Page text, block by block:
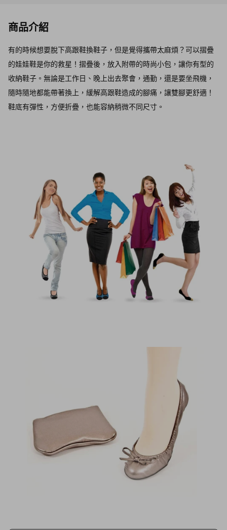
商品介紹
有的時候想要脫下高跟鞋換鞋子，但是覺得攜帶太麻煩？可以摺疊
的娃娃鞋是你的救星！摺疊後，放入附帶的時尚小包，讓你有型的
收納鞋子。無論是工作日、晚上出去聚會，通勤，還是要坐飛機，
隨時隨地都能帶著換上，緩解高跟鞋造成的腳痛，讓雙腳更舒適！
鞋底有彈性，方便折疊，也能容納稍微不同尺寸。